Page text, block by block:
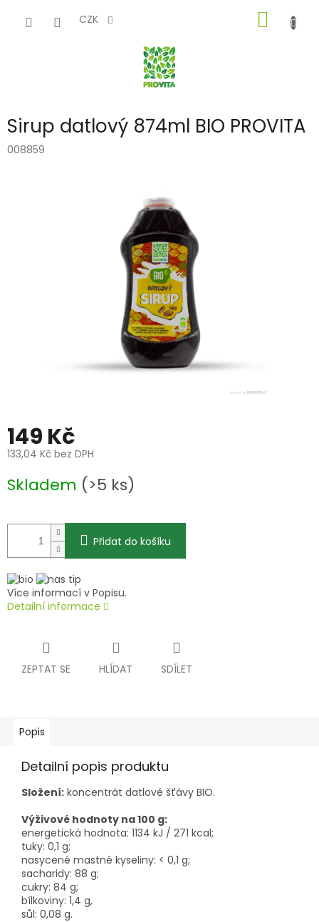
CZK
KOŠÍK
Sirup datlový 874ml BIO PROVITA
008859
149 Kč
133,04 Kč bez DPH
cena:
Skladem (>5 ks)
Přidat do košíku
Více informací v Popisu.
Detailní informace
ZEPTAT SE HLÍDAT SDÍLET
Popis
Detailní popis produktu
Složení: koncentrát datlové šťávy BIO.
Výživové hodnoty na 100 g:
energetická hodnota: 1134 kJ / 271 kcal;
tuky: 0,1 g;
nasycené mastné kyseliny: < 0,1 g;
sacharidy: 88 g;
cukry: 84 g;
bílkoviny: 1,4 g,
sůl: 0,08 g.